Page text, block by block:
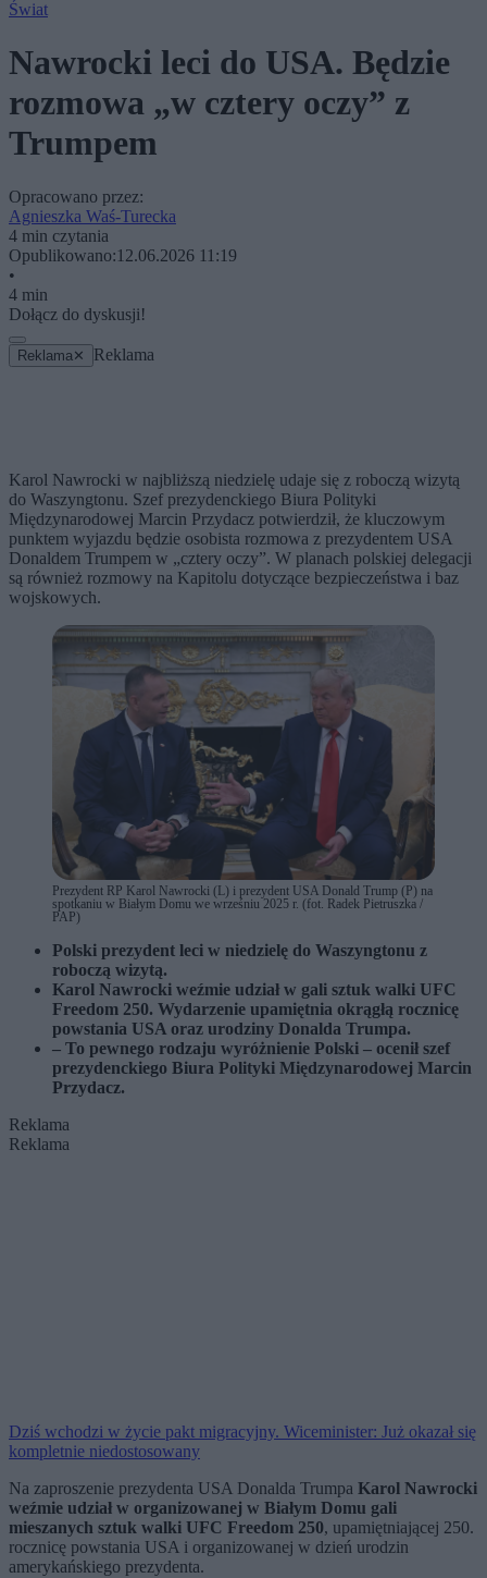
Świat
Nawrocki leci do USA. Będzie
rozmowa „w cztery oczy” z
Trumpem
Opracowano przez:
Agnieszka Waś-Turecka
4 min czytania
Opublikowano:12.06.2026 11:19
•
4 min
Dołącz do dyskusji!
Reklama ✕ Reklama
Karol Nawrocki w najbliższą niedzielę udaje się z roboczą wizytą
do Waszyngtonu. Szef prezydenckiego Biura Polityki
Międzynarodowej Marcin Przydacz potwierdził, że kluczowym
punktem wyjazdu będzie osobista rozmowa z prezydentem USA
Donaldem Trumpem w „cztery oczy”. W planach polskiej delegacji
są również rozmowy na Kapitolu dotyczące bezpieczeństwa i baz
wojskowych.
Prezydent RP Karol Nawrocki (L) i prezydent USA Donald Trump (P) na
spotkaniu w Białym Domu we wrześniu 2025 r. (fot. Radek Pietruszka /
PAP)
Polski prezydent leci w niedzielę do Waszyngtonu z
roboczą wizytą.
Karol Nawrocki weźmie udział w gali sztuk walki UFC
Freedom 250. Wydarzenie upamiętnia okrągłą rocznicę
powstania USA oraz urodziny Donalda Trumpa.
– To pewnego rodzaju wyróżnienie Polski – ocenił szef
prezydenckiego Biura Polityki Międzynarodowej Marcin
Przydacz.
Reklama
Reklama
Dziś wchodzi w życie pakt migracyjny. Wiceminister: Już okazał się
kompletnie niedostosowany
Na zaproszenie prezydenta USA Donalda Trumpa Karol Nawrocki
weźmie udział w organizowanej w Białym Domu gali
mieszanych sztuk walki UFC Freedom 250, upamiętniającej 250.
rocznicę powstania USA i organizowanej w dzień urodzin
amerykańskiego prezydenta.